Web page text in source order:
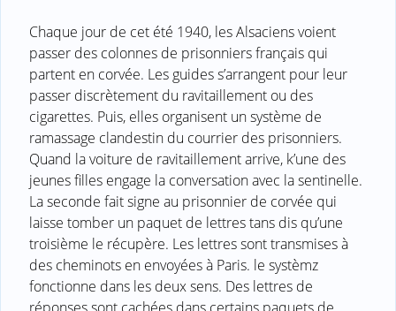
Chaque jour de cet été 1940, les Alsaciens voient
passer des colonnes de prisonniers français qui
partent en corvée. Les guides s’arrangent pour leur
passer discrètement du ravitaillement ou des
cigarettes. Puis, elles organisent un système de
ramassage clandestin du courrier des prisonniers.
Quand la voiture de ravitaillement arrive, k’une des
jeunes filles engage la conversation avec la sentinelle.
La seconde fait signe au prisonnier de corvée qui
laisse tomber un paquet de lettres tans dis qu’une
troisième le récupère. Les lettres sont transmises à
des cheminots en envoyées à Paris. le systèmz
fonctionne dans les deux sens. Des lettres de